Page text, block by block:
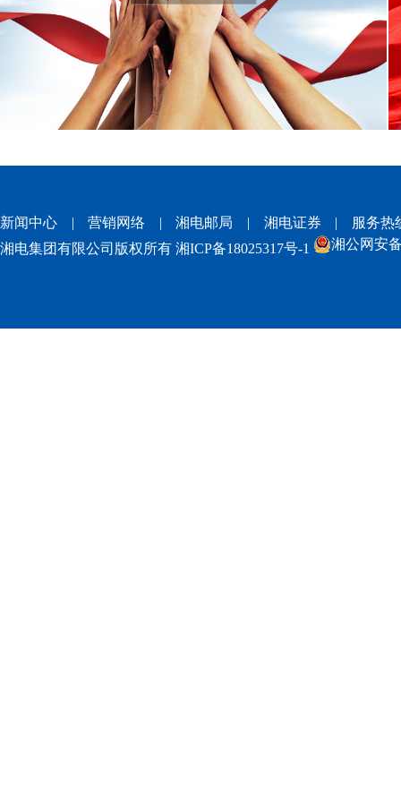
新闻中心 | 营销网络 | 湘电邮局 | 湘电证券 |
服务热
湘电集团有限公司版权所有 湘ICP备18025317号-1 湘公网安